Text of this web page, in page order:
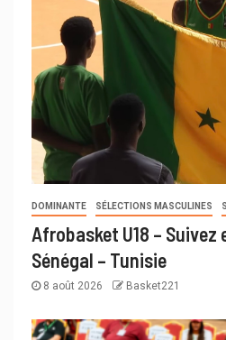
DOMINANTE SÉLECTIONS MASCULINES
Afrobasket U18 –
Sénégal – Tunisie
8 août 2026 Basket221